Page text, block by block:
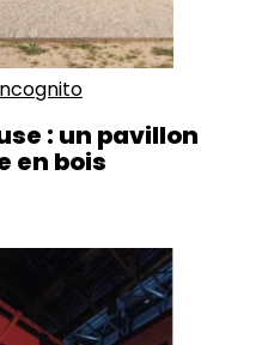
: un pavillon
en bois